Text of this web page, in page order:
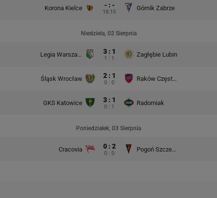
Korona Kielce - : -
18:15
Górnik Zabrze
Niedziela, 02 Sierpnia
Legia Warszawa 3 : 1
1 : 1
Zagłębie Lubin
Śląsk Wrocław 2 : 1
0 : 0
Raków Częstochowa
GKS Katowice 3 : 1
0 : 1
Radomiak
Poniedziałek, 03 Sierpnia
Cracovia 0 : 2
0 : 0
Pogoń Szczecin